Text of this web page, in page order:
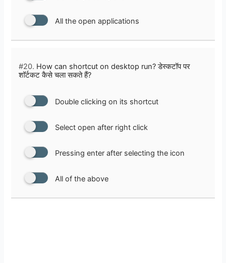
All the open applications
#20. How can shortcut on desktop run? डेस्कटॉप पर
शॉर्टकट कैसे चला सकते हैं?
Double clicking on its shortcut
Select open after right click
Pressing enter after selecting the icon
All of the above